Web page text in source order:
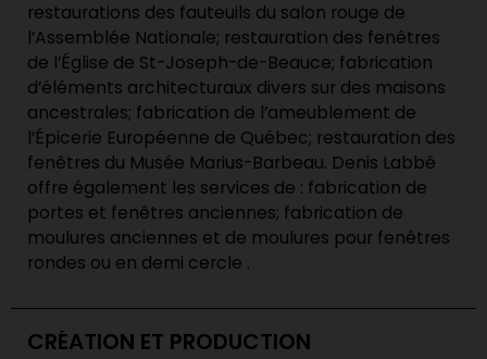
restaurations des fauteuils du salon rouge de
l’Assemblée Nationale; restauration des fenêtres
de l’Église de St-Joseph-de-Beauce; fabrication
d’éléments architecturaux divers sur des maisons
ancestrales; fabrication de l’ameublement de
l’Épicerie Européenne de Québec; restauration des
fenêtres du Musée Marius-Barbeau. Denis Labbé
offre également les services de : fabrication de
portes et fenêtres anciennes; fabrication de
moulures anciennes et de moulures pour fenêtres
rondes ou en demi cercle .
CRÉATION ET PRODUCTION